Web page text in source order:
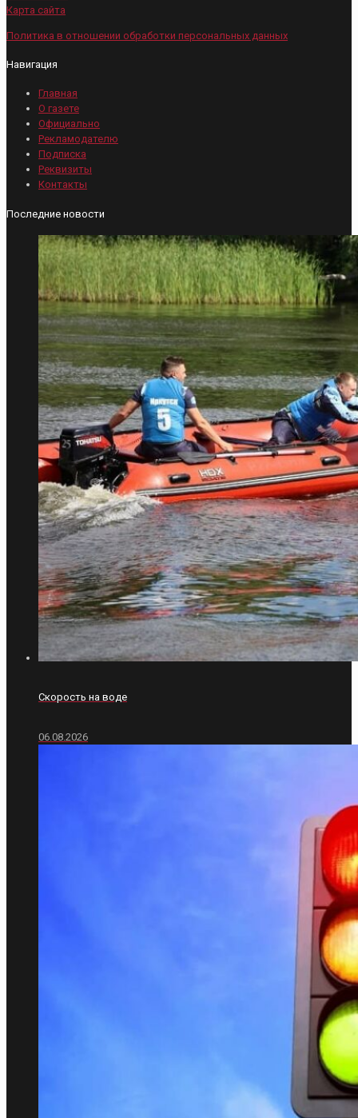
Карта сайта
Политика в отношении обработки персональных данных
Навигация
Главная
О газете
Официально
Рекламодателю
Подписка
Реквизиты
Контакты
Последние новости
Скорость на воде
06.08.2026